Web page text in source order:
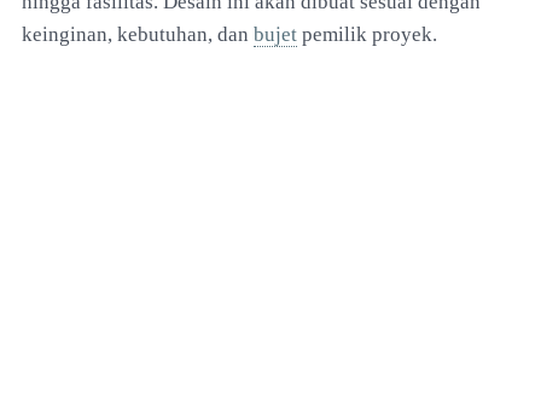
keinginan, kebutuhan, dan bujet pemilik proyek.